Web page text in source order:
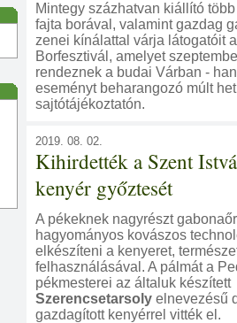
Mintegy százhatvan kiállító
fajta borával, valamint gazdag
zenei kínálattal várja látogatóit
Borfesztivál, amelyet
rendeznek a budai Várban -
eseményt beharangozó múlt
sajtótájékoztatón.
2019. 08. 02.
Kihirdették a Szent
kenyér győztesét
A pékeknek nagyrészt
hagyományos kovászos
elkészíteni a kenyeret,
felhasználásával. A pálmát a
pékmesterei az általuk készített
Szerencsetarsoly elnevezésű
gazdagított kenyérrel vitték el.